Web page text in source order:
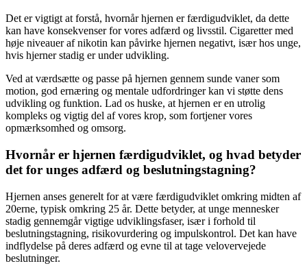
Det er vigtigt at forstå, hvornår hjernen er færdigudviklet, da dette
kan have konsekvenser for vores adfærd og livsstil. Cigaretter med
høje niveauer af nikotin kan påvirke hjernen negativt, især hos unge,
hvis hjerner stadig er under udvikling.
Ved at værdsætte og passe på hjernen gennem sunde vaner som
motion, god ernæring og mentale udfordringer kan vi støtte dens
udvikling og funktion. Lad os huske, at hjernen er en utrolig
kompleks og vigtig del af vores krop, som fortjener vores
opmærksomhed og omsorg.
Hvornår er hjernen færdigudviklet, og hvad betyder
det for unges adfærd og beslutningstagning?
Hjernen anses generelt for at være færdigudviklet omkring midten af
20erne, typisk omkring 25 år. Dette betyder, at unge mennesker
stadig gennemgår vigtige udviklingsfaser, især i forhold til
beslutningstagning, risikovurdering og impulskontrol. Det kan have
indflydelse på deres adfærd og evne til at tage velovervejede
beslutninger.